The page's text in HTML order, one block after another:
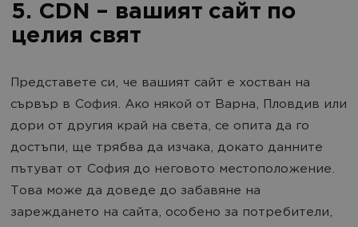
5. CDN – вашият сайт по
целия свят
Представете си, че вашият сайт е хостван на
сървър в София. Ако някой от Варна, Пловдив или
дори от другия край на света, се опита да го
достъпи, ще трябва да изчака, докато данните
пътуват от София до неговото местоположение.
Това може да доведе до забавяне на
зареждането на сайта, особено за потребители,